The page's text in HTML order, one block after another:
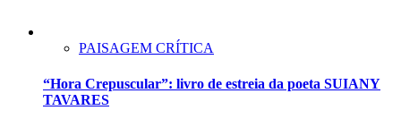
PAISAGEM CRÍTICA
“Hora Crepuscular”: livro de estreia da poeta SUIANY
TAVARES